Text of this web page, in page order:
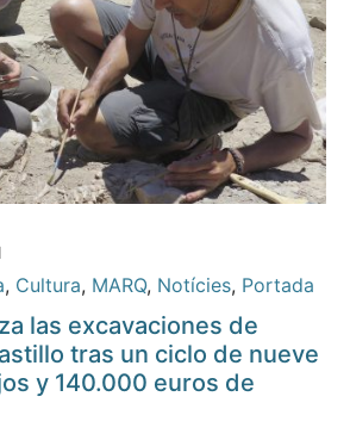
, Cultura, MARQ, Notícies, Portada
las excavaciones de
tras un ciclo de nueve
y 140.000 euros de